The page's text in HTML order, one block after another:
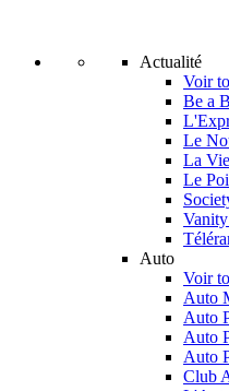
Actualité
Voir
Be a
Le
La Vie
Le
Auto
Voir
Auto
Auto
Auto
Auto
Club